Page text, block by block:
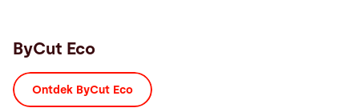
ByCut Eco
Ontdek ByCut Eco